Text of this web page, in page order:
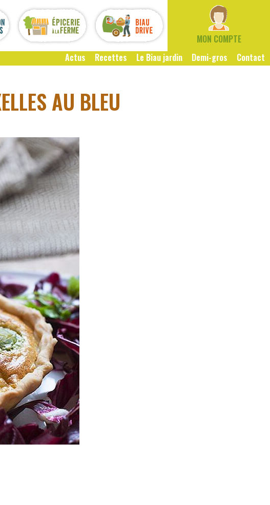
MON COMPTE
Actus
Recettes Le Biau jardin Demi-gros Contact
AU BLEU